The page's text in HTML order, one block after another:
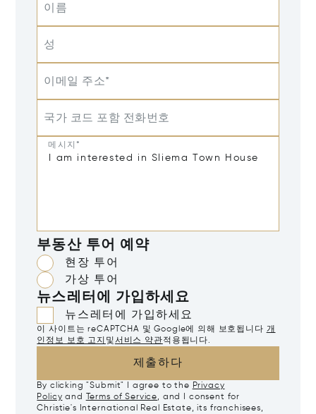
이름
성
이메일 주소*
국가 코드 포함 전화번호
메시지*
부동산 투어 예약
현장 투어
가상 투어
뉴스레터에 가입하세요
뉴스레터에 가입하세요
이 사이트는 reCAPTCHA 및 Google에 의해 보호됩니다 개
인정보 보호 고지 및서비스 약관적용됩니다.
제출하다
By clicking "Submit" I agree to the Privacy
Policy and Terms of Service, and I consent for
Christie's International Real Estate, its franchisees,